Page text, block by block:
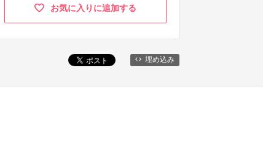
お気に入りに追加する
埋め込み